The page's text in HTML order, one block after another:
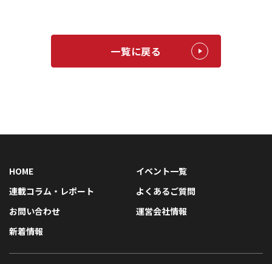
一覧に戻る
HOME
イベント一覧
連載コラム・レポート
よくあるご質問
お問い合わせ
運営会社情報
新着情報